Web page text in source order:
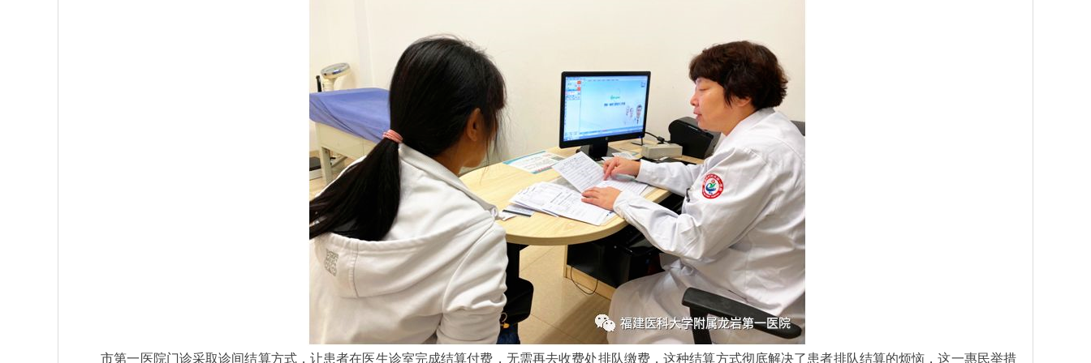
市第一医院门诊采取诊间结算方式，让患者在医生诊室完成结算付费，无需再去收费处排队缴费，这种结算方式彻底解决了患者排队结算的烦恼，这一惠民举措